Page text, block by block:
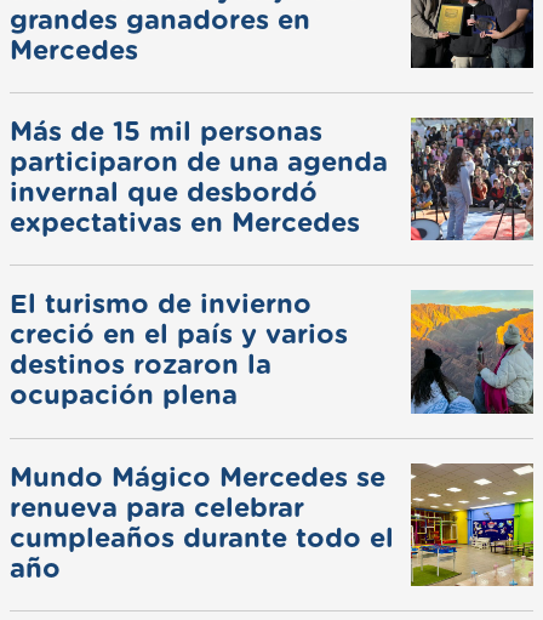
grandes ganadores en
Mercedes
Más de 15 mil personas
participaron de una agenda
invernal que desbordó
expectativas en Mercedes
El turismo de invierno
creció en el país y varios
destinos rozaron la
ocupación plena
Mundo Mágico Mercedes se
renueva para celebrar
cumpleaños durante todo el
año